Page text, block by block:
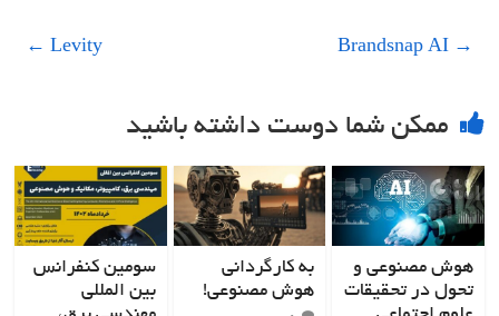
→
Brandsnap AI
Levity
←
ممکن شما دوست داشته باشید
هوش مصنوعی و
تحول در تحقیقات
به کارگردانی
هوش مصنوعی!
سومین کنفرانس
بین المللی